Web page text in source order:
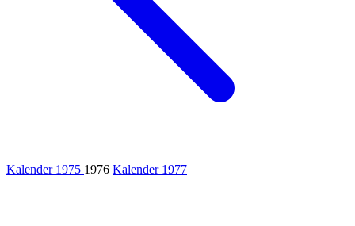
Kalender 1975 1976 Kalender 1977